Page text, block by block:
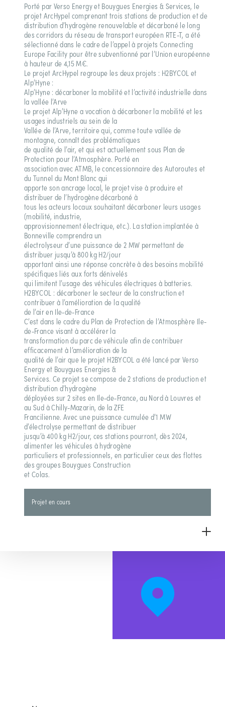
Porté par Verso Energy et Bouygues Energies & Services, le
projet ArcHypel comprenant trois stations de production et de
distribution d’hydrogène renouvelable et décarboné le long
des corridors du réseau de transport européen RTE-T, a été
sélectionné dans le cadre de l’appel à projets Connecting
Europe Facility pour être subventionné par l’Union européenne
à hauteur de 4,15 M€.
Le projet ArcHypel regroupe les deux projets : H2BYCOL et
Alp’Hyne :
Alp’Hyne : décarboner la mobilité et l’activité industrielle dans
la vallée l’Arve
Le projet Alp’Hyne a vocation à décarboner la mobilité et les
usages industriels au sein de la
Vallée de l’Arve, territoire qui, comme toute vallée de
montagne, connaît des problématiques
de qualité de l’air, et qui est actuellement sous Plan de
Protection pour l’Atmosphère. Porté en
association avec ATMB, le concessionnaire des Autoroutes et
du Tunnel du Mont Blanc qui
apporte son ancrage local, le projet vise à produire et
distribuer de l’hydrogène décarboné à
tous les acteurs locaux souhaitant décarboner leurs usages
(mobilité, industrie,
approvisionnement électrique, etc.). La station implantée à
Bonneville comprendra un
électrolyseur d’une puissance de 2 MW permettant de
distribuer jusqu’à 800 kg H2/jour
apportant ainsi une réponse concrète à des besoins mobilité
spécifiques liés aux forts dénivelés
qui limitent l’usage des véhicules électriques à batteries.
H2BYCOL : décarboner le secteur de la construction et
contribuer à l’amélioration de la qualité
de l’air en Ile-de-France
C’est dans le cadre du Plan de Protection de l’Atmosphère Ile-
de-France visant à accélérer la
transformation du parc de véhicule afin de contribuer
efficacement à l’amélioration de la
qualité de l’air que le projet H2BYCOL a été lancé par Verso
Energy et Bouygues Energies &
Services. Ce projet se compose de 2 stations de production et
distribution d’hydrogène
déployées sur 2 sites en Ile-de-France, au Nord à Louvres et
au Sud à Chilly-Mazarin, de la ZFE
Francilienne. Avec une puissance cumulée d’1 MW
d’électrolyse permettant de distribuer
jusqu’à 400 kg H2/jour, ces stations pourront, dès 2024,
alimenter les véhicules à hydrogène
particuliers et professionnels, en particulier ceux des flottes
des groupes Bouygues Construction
et Colas.
Projet en cours